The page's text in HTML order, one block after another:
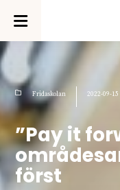
Fridaskolan 2022-09-15
”Pay it
först